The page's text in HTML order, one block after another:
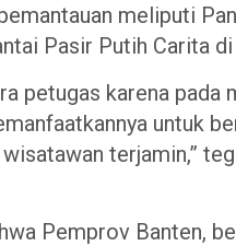
meliputi
Pasir Putih Carita
petugas karena
untuk
terjamin,”
Pemprov Banten,